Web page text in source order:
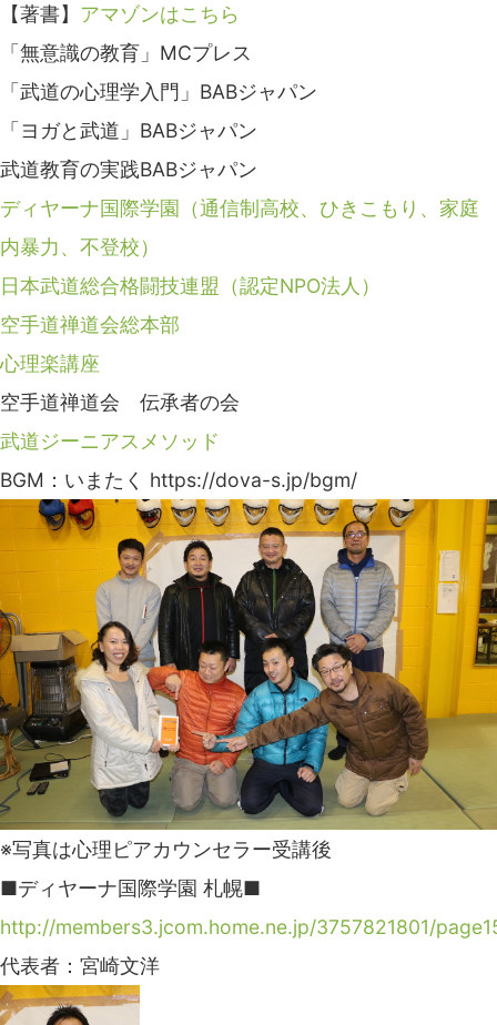
【著書】 アマゾンはこちら
「無意識の教育」MCプレス
「武道の心理学入門」BABジャパン
「ヨガと武道」BABジャパン
武道教育の実践BABジャパン
ディヤーナ国際学園（通信制高校、ひきこもり、家庭
内暴力、不登校）
日本武道総合格闘技連盟（認定NPO法人）
空手道禅道会総本部
心理楽講座
空手道禅道会 伝承者の会
武道ジーニアスメソッド
BGM：いまたく https://dova-s.jp/bgm/
※写真は心理ピアカウンセラー受講後
■ディヤーナ国際学園 札幌■
http://members3.jcom.home.ne.jp/3757821801/
代表者：宮崎文洋